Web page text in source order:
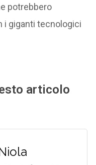
potrebbero
i giganti tecnologici
articolo